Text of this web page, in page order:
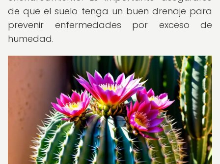
de que el suelo tenga un buen drenaje para
prevenir enfermedades por exceso de
humedad.